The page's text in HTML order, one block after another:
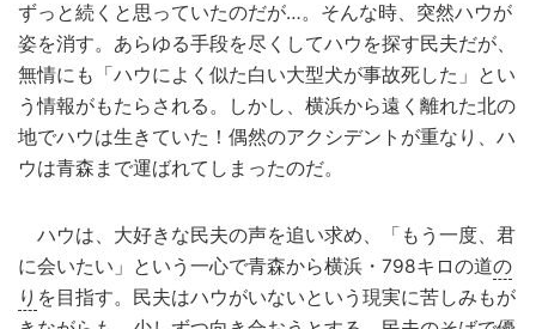
ずっと続くと思っていたのだが…。そんな時、突然ハウが
姿を消す。あらゆる手段を尽くしてハウを探す民夫だが、
無情にも「ハウによく似た白い大型犬が事故死した」とい
う情報がもたらされる。しかし、横浜から遠く離れた北の
地でハウは生きていた！偶然のアクシデントが重なり、ハ
ウは青森まで運ばれてしまったのだ。
ハウは、大好きな民夫の声を追い求め、「もう一度、君
に会いたい」という一心で青森から横浜・798キロの道の
り を目指す。民夫はハウがいないという現実に苦しみもが